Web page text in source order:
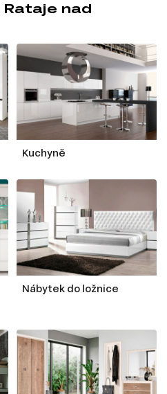
nad
Kuchyně
Nábytek do ložnice